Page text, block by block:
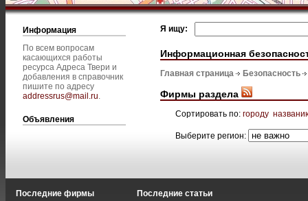
Информация
По всем вопросам
касающихся работы
ресурса Адреса Твери и
добавления в справочник
пишите по адресу
addressrus@mail.ru.
Объявления
Я ищу:
Информационная
Главная страница Безопасность
Фирмы раздела
Сортировать по: городу
Выберите регион:
Последние фирмы Последние статьи